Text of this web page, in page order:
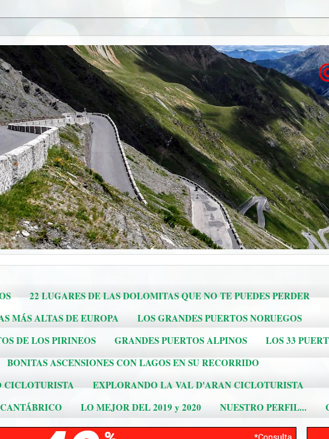
22 LUGARES DE LAS DOLOMITAS QUE NO TE PUEDES PERDER
MÁS ALTAS DE EUROPA
LOS GRANDES PUERTOS NORUEGOS
DE LOS PIRINEOS
GRANDES PUERTOS ALPINOS
LOS 33
BONITAS ASCENSIONES CON LAGOS EN SU RECORRIDO
CICLOTURISTA
EXPLORANDO LA VAL D'ARAN CICLOTURISTA
LO MEJOR DEL 2019 y 2020 NUESTRO PERFIL...